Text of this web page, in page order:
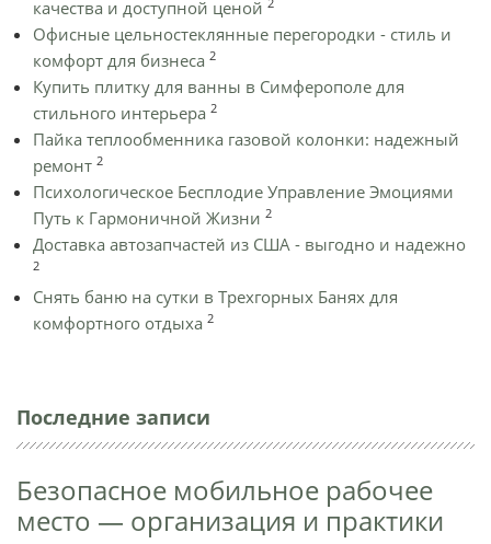
качества и доступной ценой
Офисные цельностеклянные перегородки - стиль и
комфорт для бизнеса 2
Купить плитку для ванны в Симферополе для
стильного интерьера 2
Пайка теплообменника газовой колонки: надежный
ремонт 2
Психологическое Бесплодие Управление Эмоциями
Путь к Гармоничной Жизни 2
Доставка автозапчастей из США - выгодно и надежно
2
Снять баню на сутки в Трехгорных Банях для
комфортного отдыха 2
Последние записи
Безопасное мобильное рабочее
место — организация и практики